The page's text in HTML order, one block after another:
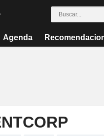
Agenda